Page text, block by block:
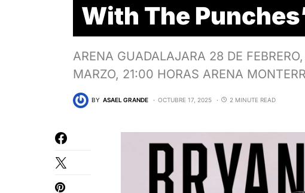
With The
ARENA GUADALAJARA 28 DE
MARZO, 21:00 HORAS ARENA
BY ASAEL GRANDE OCTUBRE 17, 2025 2 MINUTE READ